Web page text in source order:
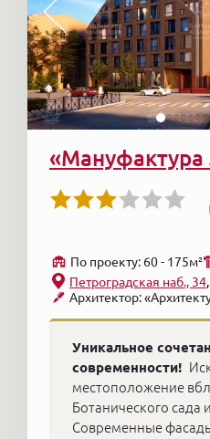
«Мануфактура
По проекту: 60 - 175м²
Архитектор:
Петроградская наб., 34
Уникальное
современности!
местоположение
Ботанического сада
Современные